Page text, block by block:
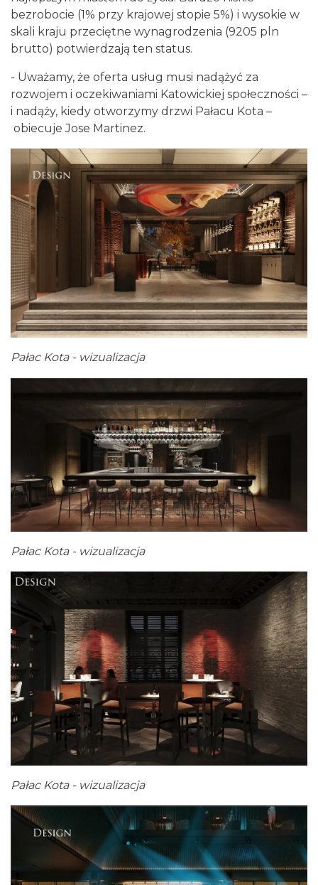
bezrobocie (1% przy krajowej stopie 5%) i wysokie w
skali kraju przeciętne wynagrodzenia (9205 pln
brutto) potwierdzają ten status.
- Uważamy, że oferta usług musi nadążyć za
rozwojem i oczekiwaniami Katowickiej społeczności –
i nadąży, kiedy otworzymy drzwi Pałacu Kota –
obiecuje Jose Martinez.
Pałac Kota - wizualizacja
Pałac Kota - wizualizacja
Pałac Kota - wizualizacja